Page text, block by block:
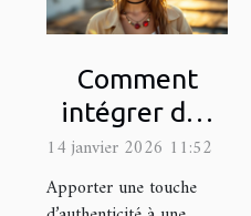
Comment
intégrer des
accessoires
vintage dans
14 janvier 2026 11:52
Apporter une touche